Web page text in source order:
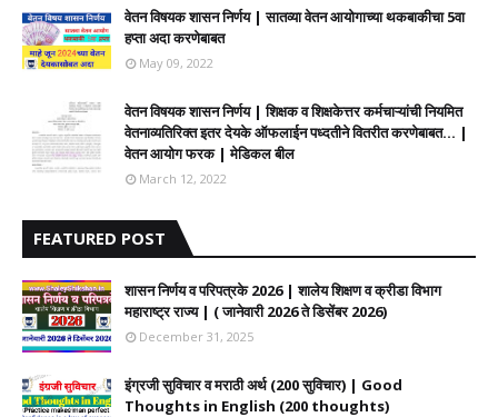
वेतन विषयक शासन निर्णय | सातव्या वेतन आयोगाच्या थकबाकीचा 5वा
हप्ता अदा करणेबाबत
May 09, 2022
वेतन विषयक शासन निर्णय | शिक्षक व शिक्षकेत्तर कर्मचाऱ्यांची नियमित
वेतनाव्यतिरिक्त इतर देयके ऑफलाईन पध्दतीने वितरीत करणेबाबत... |
वेतन आयोग फरक | मेडिकल बील
March 12, 2022
FEATURED POST
शासन निर्णय व परिपत्रके 2026 | शालेय शिक्षण व क्रीडा विभाग
महाराष्ट्र राज्य | ( जानेवारी 2026 ते डिसेंबर 2026)
December 31, 2025
इंग्रजी सुविचार व मराठी अर्थ (200 सुविचार) | Good
Thoughts in English (200 thoughts)